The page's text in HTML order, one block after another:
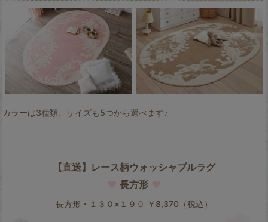
カラーは3種類、サイズも5つから選べます♪
【直送】レース柄ウォッシャブルラグ
長方形
長方形・１３０×１９０ ￥8,370（税込）